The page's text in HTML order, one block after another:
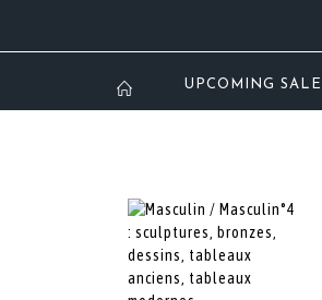
UPCOMING